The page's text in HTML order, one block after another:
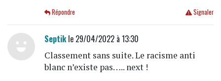
Signaler
Répondre
Septikle 29/04/2022 à 13:30
Classement sans suite. Le racisme anti
blanc n’existe pas….. next !